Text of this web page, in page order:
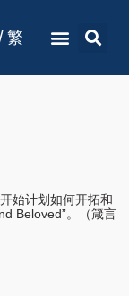
繁
始计划如何开拓和
Beloved”。（箴言